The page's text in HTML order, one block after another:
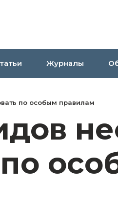
Журналы
по особым правилам